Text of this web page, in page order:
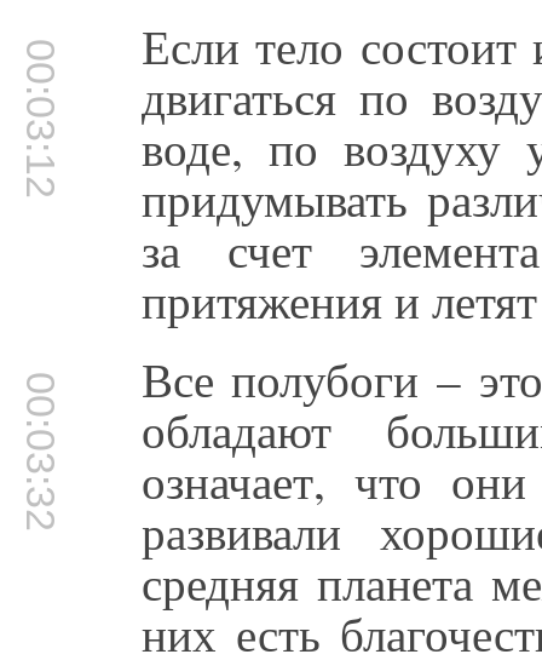
00:03:12 Если тело состоит
двигаться по
воде, по воздуху
придумывать
за счет
притяжения и
00:03:32 Все полубоги –
обладают
означает, что
развивали
средняя планета
них есть